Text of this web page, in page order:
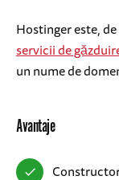
Hostinger este,
servicii de
un nume de
Avantaje